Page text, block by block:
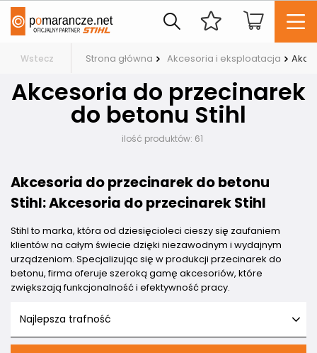
Wstecz Strona główna Akcesoria i eksploatacja
Akcesoria do przecinarek
do betonu Stihl
ilość produktów: 61
Akcesoria do przecinarek do betonu
Stihl: Akcesoria do przecinarek Stihl
Stihl to marka, która od dziesięcioleci cieszy się zaufaniem
klientów na całym świecie dzięki niezawodnym i wydajnym
urządzeniom. Specjalizując się w produkcji przecinarek do
betonu, firma oferuje szeroką gamę akcesoriów, które
zwiększają funkcjonalność i efektywność pracy.
Najlepsza trafność